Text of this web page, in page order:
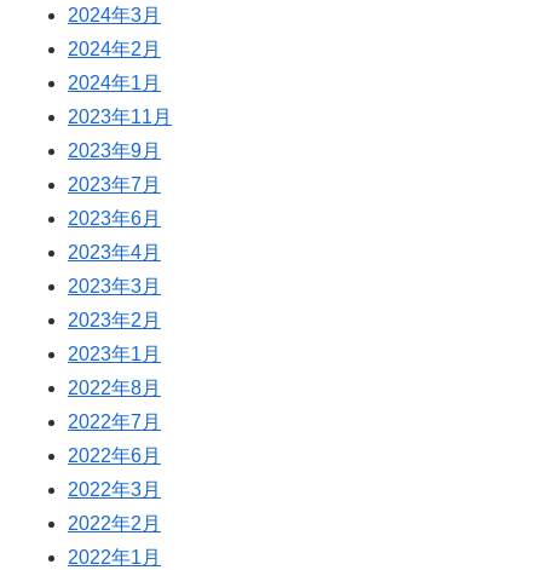
2024年3月
2024年2月
2024年1月
2023年11月
2023年9月
2023年7月
2023年6月
2023年4月
2023年3月
2023年2月
2023年1月
2022年8月
2022年7月
2022年6月
2022年3月
2022年2月
2022年1月